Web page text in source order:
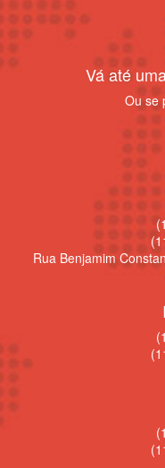
Vá até
Ou se
Rua Benjamim